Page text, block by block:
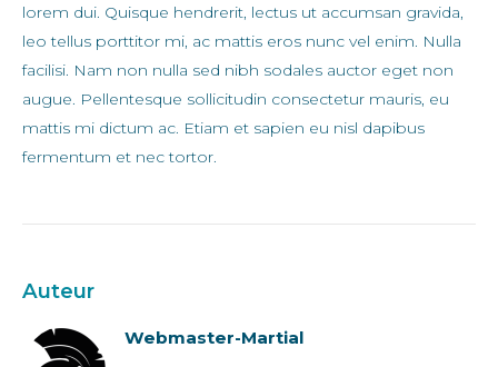
lorem dui. Quisque hendrerit, lectus ut accumsan gravida,
leo tellus porttitor mi, ac mattis eros nunc vel enim. Nulla
facilisi. Nam non nulla sed nibh sodales auctor eget non
augue. Pellentesque sollicitudin consectetur mauris, eu
mattis mi dictum ac. Etiam et sapien eu nisl dapibus
fermentum et nec tortor.
Auteur
Webmaster-Martial